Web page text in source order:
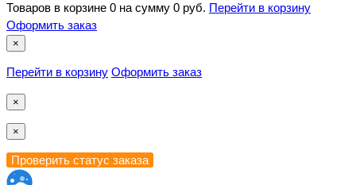
Товаров в корзине 0 на сумму 0 руб. Перейти в корзину
Оформить заказ
×
Перейти в корзину Оформить заказ
×
×